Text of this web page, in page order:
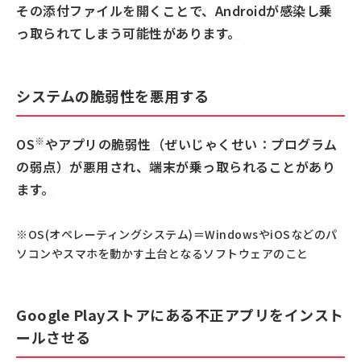
その添付ファイルを開くことで、Androidが感染し乗
っ取られてしまう可能性があります。
システムの脆弱性を悪用する
OS※やアプリの脆弱性（ぜいじゃくせい：プログラム
の弱点）が悪用され、端末が乗っ取られることがあり
ます。
※OS(オペレーティングシステム)＝WindowsやiOSなどのパ
ソコンやスマホを動かす土台となるソフトウェアのこと
Google Playストアにある不正アプリをインスト
ールさせる